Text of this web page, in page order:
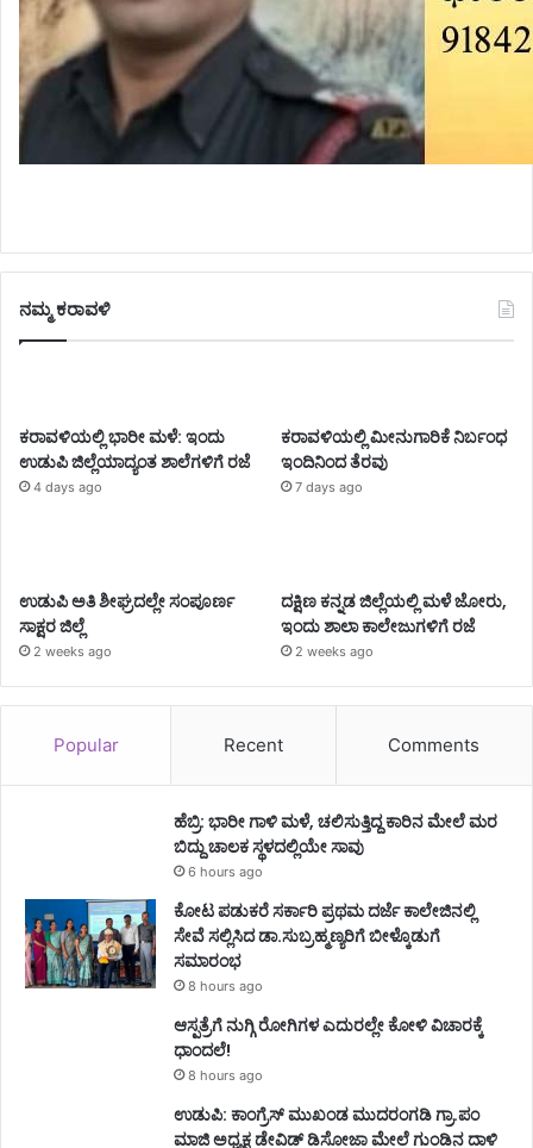
ನಮ್ಮ ಕರಾವಳಿ
ಕರಾವಳಿಯಲ್ಲಿ ಭಾರೀ ಮಳೆ: ಇಂದು
ಉಡುಪಿ ಜಿಲ್ಲೆಯಾದ್ಯಂತ ಶಾಲೆಗಳಿಗೆ ರಜೆ
4 days ago
ಕರಾವಳಿಯಲ್ಲಿ ಮೀನುಗಾರಿಕೆ ನಿರ್ಬಂಧ
ಇಂದಿನಿಂದ ತೆರವು
7 days ago
ಉಡುಪಿ ಅತಿ ಶೀಘ್ರದಲ್ಲೇ ಸಂಪೂರ್ಣ
ಸಾಕ್ಷರ ಜಿಲ್ಲೆ
2 weeks ago
ದಕ್ಷಿಣ ಕನ್ನಡ ಜಿಲ್ಲೆಯಲ್ಲಿ ಮಳೆ ಜೋರು,
ಇಂದು ಶಾಲಾ ಕಾಲೇಜುಗಳಿಗೆ ರಜೆ
2 weeks ago
Popular Recent Comments
ಹೆಬ್ರಿ: ಭಾರೀ ಗಾಳಿ ಮಳೆ, ಚಲಿಸುತ್ತಿದ್ದ ಕಾರಿನ ಮೇಲೆ ಮರ
ಬಿದ್ದು ಚಾಲಕ ಸ್ಥಳದಲ್ಲಿಯೇ ಸಾವು
6 hours ago
ಕೋಟ ಪಡುಕರೆ ಸರ್ಕಾರಿ ಪ್ರಥಮ ದರ್ಜೆ ಕಾಲೇಜಿನಲ್ಲಿ
ಸೇವೆ ಸಲ್ಲಿಸಿದ ಡಾ.ಸುಬ್ರಹ್ಮಣ್ಯರಿಗೆ ಬೀಳ್ಕೊಡುಗೆ
ಸಮಾರಂಭ
8 hours ago
ಆಸ್ಪತ್ರೆಗೆ ನುಗ್ಗಿ ರೋಗಿಗಳ ಎದುರಲ್ಲೇ ಕೋಳಿ ವಿಚಾರಕ್ಕೆ
ಧಾಂದಲೆ!
8 hours ago
ಉಡುಪಿ: ಕಾಂಗ್ರೆಸ್‌ ಮುಖಂಡ ಮುದರಂಗಡಿ ಗ್ರಾ.ಪಂ
ಮಾಜಿ ಅಧ್ಯಕ್ಷ ಡೇವಿಡ್‌ ಡಿಸೋಜಾ ಮೇಲೆ ಗುಂಡಿನ ದಾಳಿ